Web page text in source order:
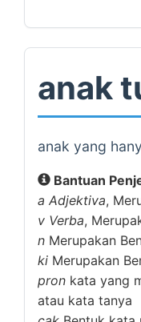
anak
anak yang
Bantuan
a Adjektiva,
v Verba,
n Merupakan
ki Merupakan
pron kata yang
atau kata tanya